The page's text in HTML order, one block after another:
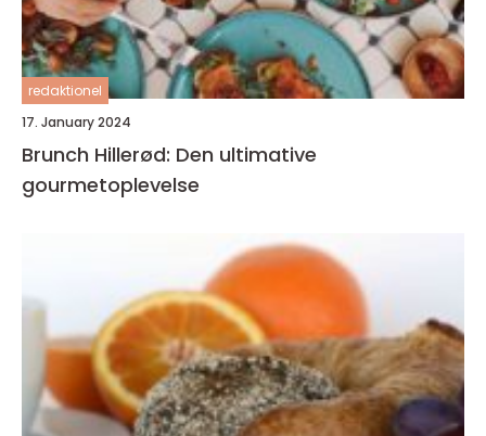
redaktionel
17. January 2024
Brunch Hillerød: Den ultimative
gourmetoplevelse